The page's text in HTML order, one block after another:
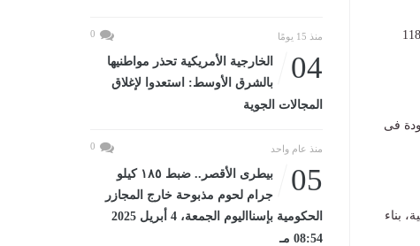
تعرف على كيفية إشهار طريقة صوفية بحسب قانون نظام الطرق الصوفية الصادر بالقانون رقم 118
فى
بناء
منذ 15 يومًا 0
04
الخارجية الأمريكية تحذر مواطنيها
بالشرق الأوسط: استعدوا لإغلاق
المجالات الجوية
منذ عام واحد 0
05
بيطرى الأقصر.. ضبط ١٨٥ كيلو
جرام لحوم مذبوحة خارج المجازر
الحكومية بإسنااليوم الجمعة، 4 أبريل 2025
08:54 مـ